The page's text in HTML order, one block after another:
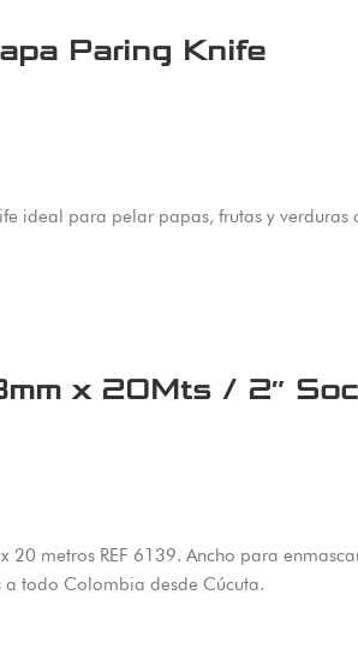
Paring Knife
ideal para pelar papas, frutas y
x 20Mts / 2″
20 metros REF 6139. Ancho para
a todo Colombia desde Cúcuta.